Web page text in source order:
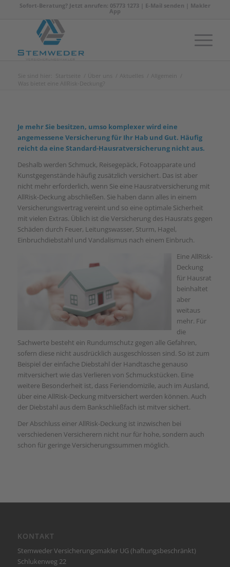
Sofort-Beratung? Jetzt anrufen: 05773 1273 | E-Mail senden Makler
App
Sie sind hier: Startseite Über uns Aktuelles Allgemein
Was bietet eine AllRisk-Deckung?
Je mehr Sie besitzen, umso komplexer wird eine
angemessene Versicherung für Ihr Hab und Gut. Häufig
reicht da eine Standard-Hausratversicherung nicht aus.
Deshalb werden Schmuck, Reisegepäck, Fotoapparate und
Kunstgegenstände häufig zusätzlich versichert. Das ist aber
nicht mehr erforderlich, wenn Sie eine Hausratversicherung mit
AllRisk-Deckung abschließen. Sie haben dann alles in einem
Versicherungsvertrag vereint und so eine optimale Sicherheit
mit vielen Extras. Üblich ist die Versicherung des Hausrats gegen
Schäden durch Feuer, Leitungswasser, Sturm, Hagel,
Einbruchdiebstahl und Vandalismus nach einem Einbruch.
Eine AllRisk-
Deckung
für Hausrat
beinhaltet
aber
weitaus
mehr. Für
die
Sachwerte besteht ein Rundumschutz gegen alle Gefahren,
sofern diese nicht ausdrücklich ausgeschlossen sind. So ist zum
Beispiel der einfache Diebstahl der Handtasche genauso
mitversichert wie das Verlieren von Schmuckstücken. Eine
weitere Besonderheit ist, dass Feriendomizile, auch im Ausland,
über eine AllRisk-Deckung mitversichert werden können. Auch
der Diebstahl aus dem Bankschließfach ist mitver sichert.
Der Abschluss einer AllRisk-Deckung ist inzwischen bei
verschiedenen Versicherern nicht nur für hohe, sondern auch
schon für geringe Versicherungssummen möglich.
KONTAKT
Stemweder Versicherungsmakler UG (haftungsbeschränkt)
Schlukenweg 22